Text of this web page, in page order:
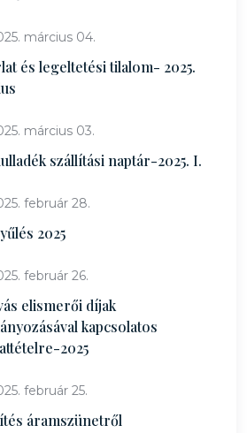
március 04.
és legeltetési tilalom- 2025.
március 03.
szállítási naptár-2025. I.
február 28.
2025
február 26.
elismerői díjak
kapcsolatos
2025
február 25.
áramszünetről